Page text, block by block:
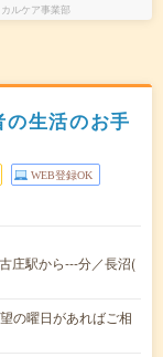
ルケア事業部
の生活のお手
WEB登録OK
庄駅から---分／長沼(
の曜日があればご相